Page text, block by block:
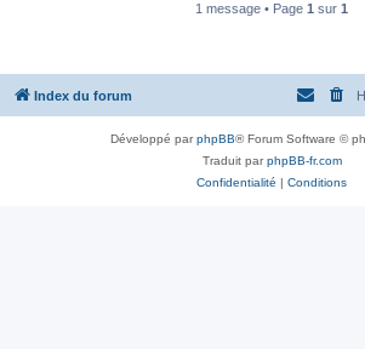
1 message • Page 1 sur 1
Index du forum
Développé parphpBB® Forum Software ©
Traduit parphpBB-fr.com
Confidentialité | Conditions